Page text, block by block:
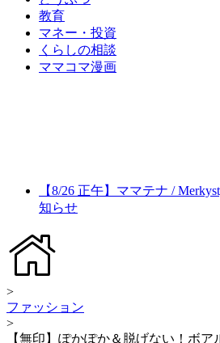
教育
マネー・投資
くらしの相談
ママコマ漫画
【8/26 正午】ママテナ /
知らせ
>
ファッション
>
【無印】ぽかぽか＆脱げない！ボ